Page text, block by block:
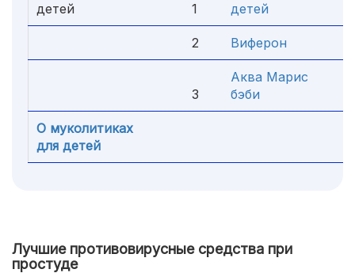
детей
1
детей
2 Виферон
3
Аква Марис
бэби
О муколитиках
для детей
Лучшие противовирусные средства при
простуде